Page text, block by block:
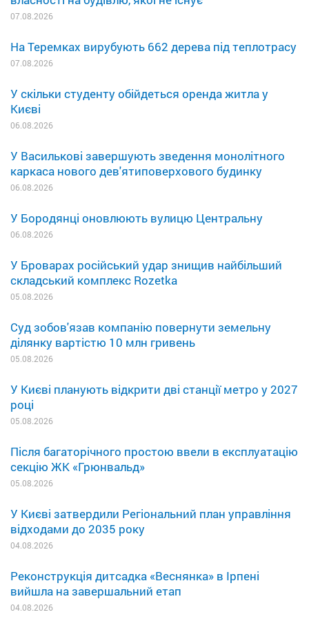
07.08.2026
На Теремках вирубують 662 дерева під теплотрасу
07.08.2026
У скільки студенту обійдеться оренда житла у
Києві
06.08.2026
У Василькові завершують зведення монолітного
каркаса нового дев'ятиповерхового будинку
06.08.2026
У Бородянці оновлюють вулицю Центральну
06.08.2026
У Броварах російський удар знищив найбільший
складський комплекс Rozetka
05.08.2026
Суд зобов'язав компанію повернути земельну
ділянку вартістю 10 млн гривень
05.08.2026
У Києві планують відкрити дві станції метро у 2027
році
05.08.2026
Після багаторічного простою ввели в експлуатацію
секцію ЖК «Грюнвальд»
05.08.2026
У Києві затвердили Регіональний план управління
відходами до 2035 року
04.08.2026
Реконструкція дитсадка «Веснянка» в Ірпені
вийшла на завершальний етап
04.08.2026